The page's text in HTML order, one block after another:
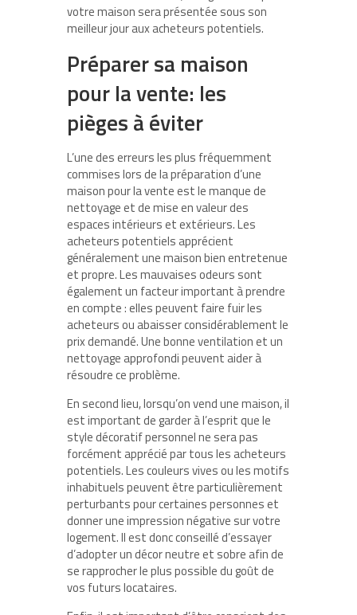
votre maison sera présentée sous son
meilleur jour aux acheteurs potentiels.
Préparer sa maison
pour la vente: les
pièges à éviter
L’une des erreurs les plus fréquemment
commises lors de la préparation d’une
maison pour la vente est le manque de
nettoyage et de mise en valeur des
espaces intérieurs et extérieurs. Les
acheteurs potentiels apprécient
généralement une maison bien entretenue
et propre. Les mauvaises odeurs sont
également un facteur important à prendre
en compte : elles peuvent faire fuir les
acheteurs ou abaisser considérablement le
prix demandé. Une bonne ventilation et un
nettoyage approfondi peuvent aider à
résoudre ce problème.
En second lieu, lorsqu’on vend une maison, il
est important de garder à l’esprit que le
style décoratif personnel ne sera pas
forcément apprécié par tous les acheteurs
potentiels. Les couleurs vives ou les motifs
inhabituels peuvent être particulièrement
perturbants pour certaines personnes et
donner une impression négative sur votre
logement. Il est donc conseillé d’essayer
d’adopter un décor neutre et sobre afin de
se rapprocher le plus possible du goût de
vos futurs locataires.